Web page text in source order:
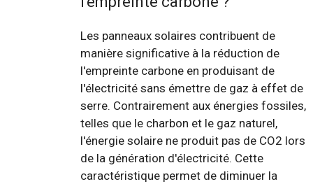
Les panneaux solaires contribuent de
manière significative à la réduction de
l'empreinte carbone en produisant de
l'électricité sans émettre de gaz à effet de
serre. Contrairement aux énergies fossiles,
telles que le charbon et le gaz naturel,
l'énergie solaire ne produit pas de CO2 lors
de la génération d'électricité. Cette
caractéristique permet de diminuer la